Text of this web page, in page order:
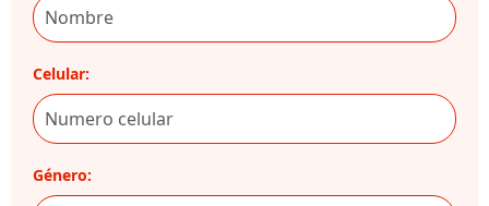
Celular:
Género: